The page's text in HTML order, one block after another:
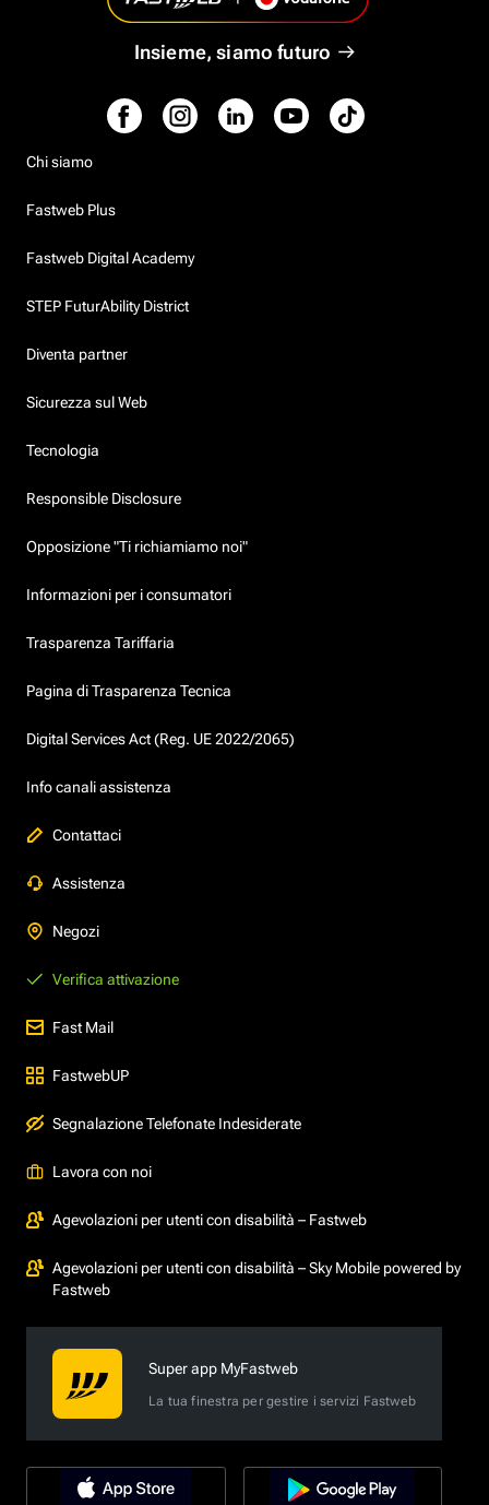
Insieme, siamo futuro
Chi siamo
Fastweb Plus
Fastweb Digital Academy
STEP FuturAbility District
Diventa partner
Sicurezza sul Web
Tecnologia
Responsible Disclosure
Opposizione "Ti richiamiamo noi"
Informazioni per i consumatori
Trasparenza Tariffaria
Pagina di Trasparenza Tecnica
Digital Services Act (Reg. UE 2022/2065)
Info canali assistenza
Contattaci
Assistenza
Negozi
Verifica attivazione
Fast Mail
FastwebUP
Segnalazione Telefonate Indesiderate
Lavora con noi
Agevolazioni per utenti con disabilità – Fastweb
Agevolazioni per utenti con disabilità – Sky Mobile powered by
Fastweb
Super app MyFastweb
La tua finestra per gestire i servizi Fastweb